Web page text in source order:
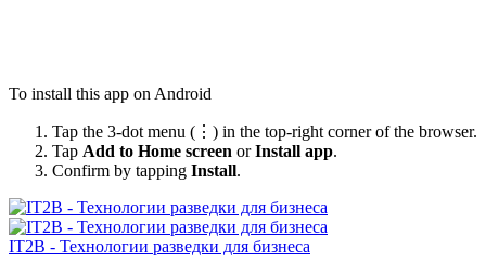
To install this app on Android
Tap the 3-dot menu (⋮) in the top-right corner of the browser.
Tap Add to Home screen orInstall app.
Confirm by tapping Install.
IT2B - Технологии разведки для бизнеса